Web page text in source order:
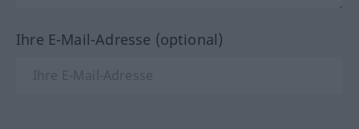
Ihre E-Mail-Adresse (optional)